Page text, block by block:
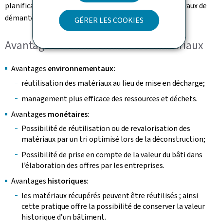
GÉRER LES COOKIES
planification, l'exécution et la documentation des travaux de
démantèlement.
Avantages d’un inventaire des matériaux
Avantages environnementaux:
réutilisation des matériaux au lieu de mise en décharge;
management plus efficace des ressources et déchets.
Avantages monétaires:
Possibilité de réutilisation ou de revalorisation des
matériaux par un tri optimisé lors de la déconstruction;
Possibilité de prise en compte de la valeur du bâti dans
l’élaboration des offres par les entreprises.
Avantages historiques:
les matériaux récupérés peuvent être réutilisés ; ainsi
cette pratique offre la possibilité de conserver la valeur
historique d’un bâtiment.